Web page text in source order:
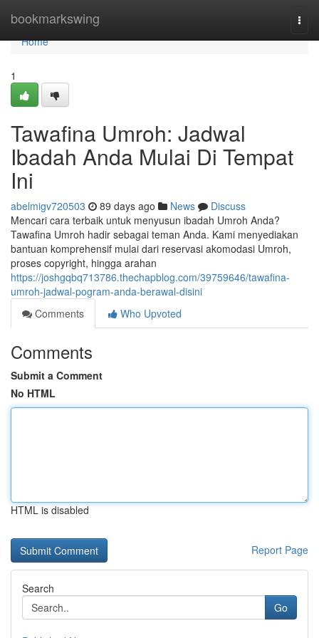
bookmarkswing
Home
Home
1
Tawafina Umroh: Jadwal
Ibadah Anda Mulai Di Tempat
Ini
abelmigv720503 89 days ago News
Discuss
Mencari cara terbaik untuk menyusun ibadah Umroh Anda?
Tawafina Umroh hadir sebagai teman Anda. Kami menyediakan
bantuan komprehensif mulai dari reservasi akomodasi Umroh,
proses copyright, hingga arahan
https://joshgqbq713786.thechapblog.com/39759646/tawafina-
umroh-jadwal-pogram-anda-berawal-disini
Comments
Who Upvoted
Comments
Submit a Comment
No HTML
HTML is disabled
Report Page
Search
Go